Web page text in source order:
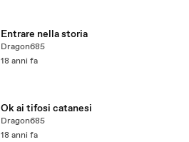
Entrare nella storia
Dragon685
18 anni fa
Ok ai tifosi catanesi
Dragon685
18 anni fa